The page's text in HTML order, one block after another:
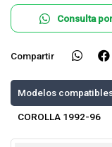
Consulta
Compartir
Modelos
COROLLA 1992-96